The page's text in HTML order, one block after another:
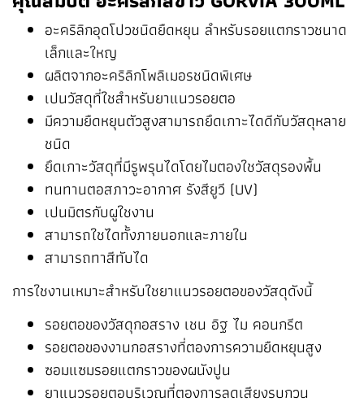
อะคริลิกอุดโปวชนิดยืดหยุน ลำหรับรอยแตกราวชนาด
เล็กและใหญ
ผลิตจากอะคริลิกโพลิเมอรชนิดพิเศษ
เปนวัสดุที่ใชสำหรับยาแนวรอยตอ
มีความยืดหยุนตัวสูงสามารถยึดเกาะไดดีกับวัสดุหลาย
ชนิด
ยึดเกาะวัสดุที่มีรูพรุนไดโดยไมตองใชวัสดุรองพื้น
ทนทานตอสภาวะอากาศ รังสียูวี (UV)
เปนมิตรกับผูใชงาน
สามารถใชไดทั้งภายนอกและภายใน
สามารถทาสีทับได
การใชงานเหมาะสำหรับใชยาแนวรอยตอของวัสดุดังนี้
รอยตอของวัสดุกอสราง เชน อิฐ ไม คอนกรีต
รอยตอของงานกอสรางที่ตองการความยืดหยุนสูง
ซอมแซมรอยแตกราวของผนังปูน
ยาแนวรอยตอบริเวณที่ตองการลดเสียงรบกวน